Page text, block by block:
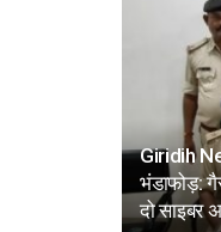
Giridih
भंडाफोड़:
दो साइबर